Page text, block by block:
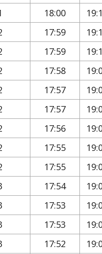
18:00
17:59
17:59
17:58
17:57
17:57
17:56
17:55
17:55
17:54
17:53
17:53
17:52